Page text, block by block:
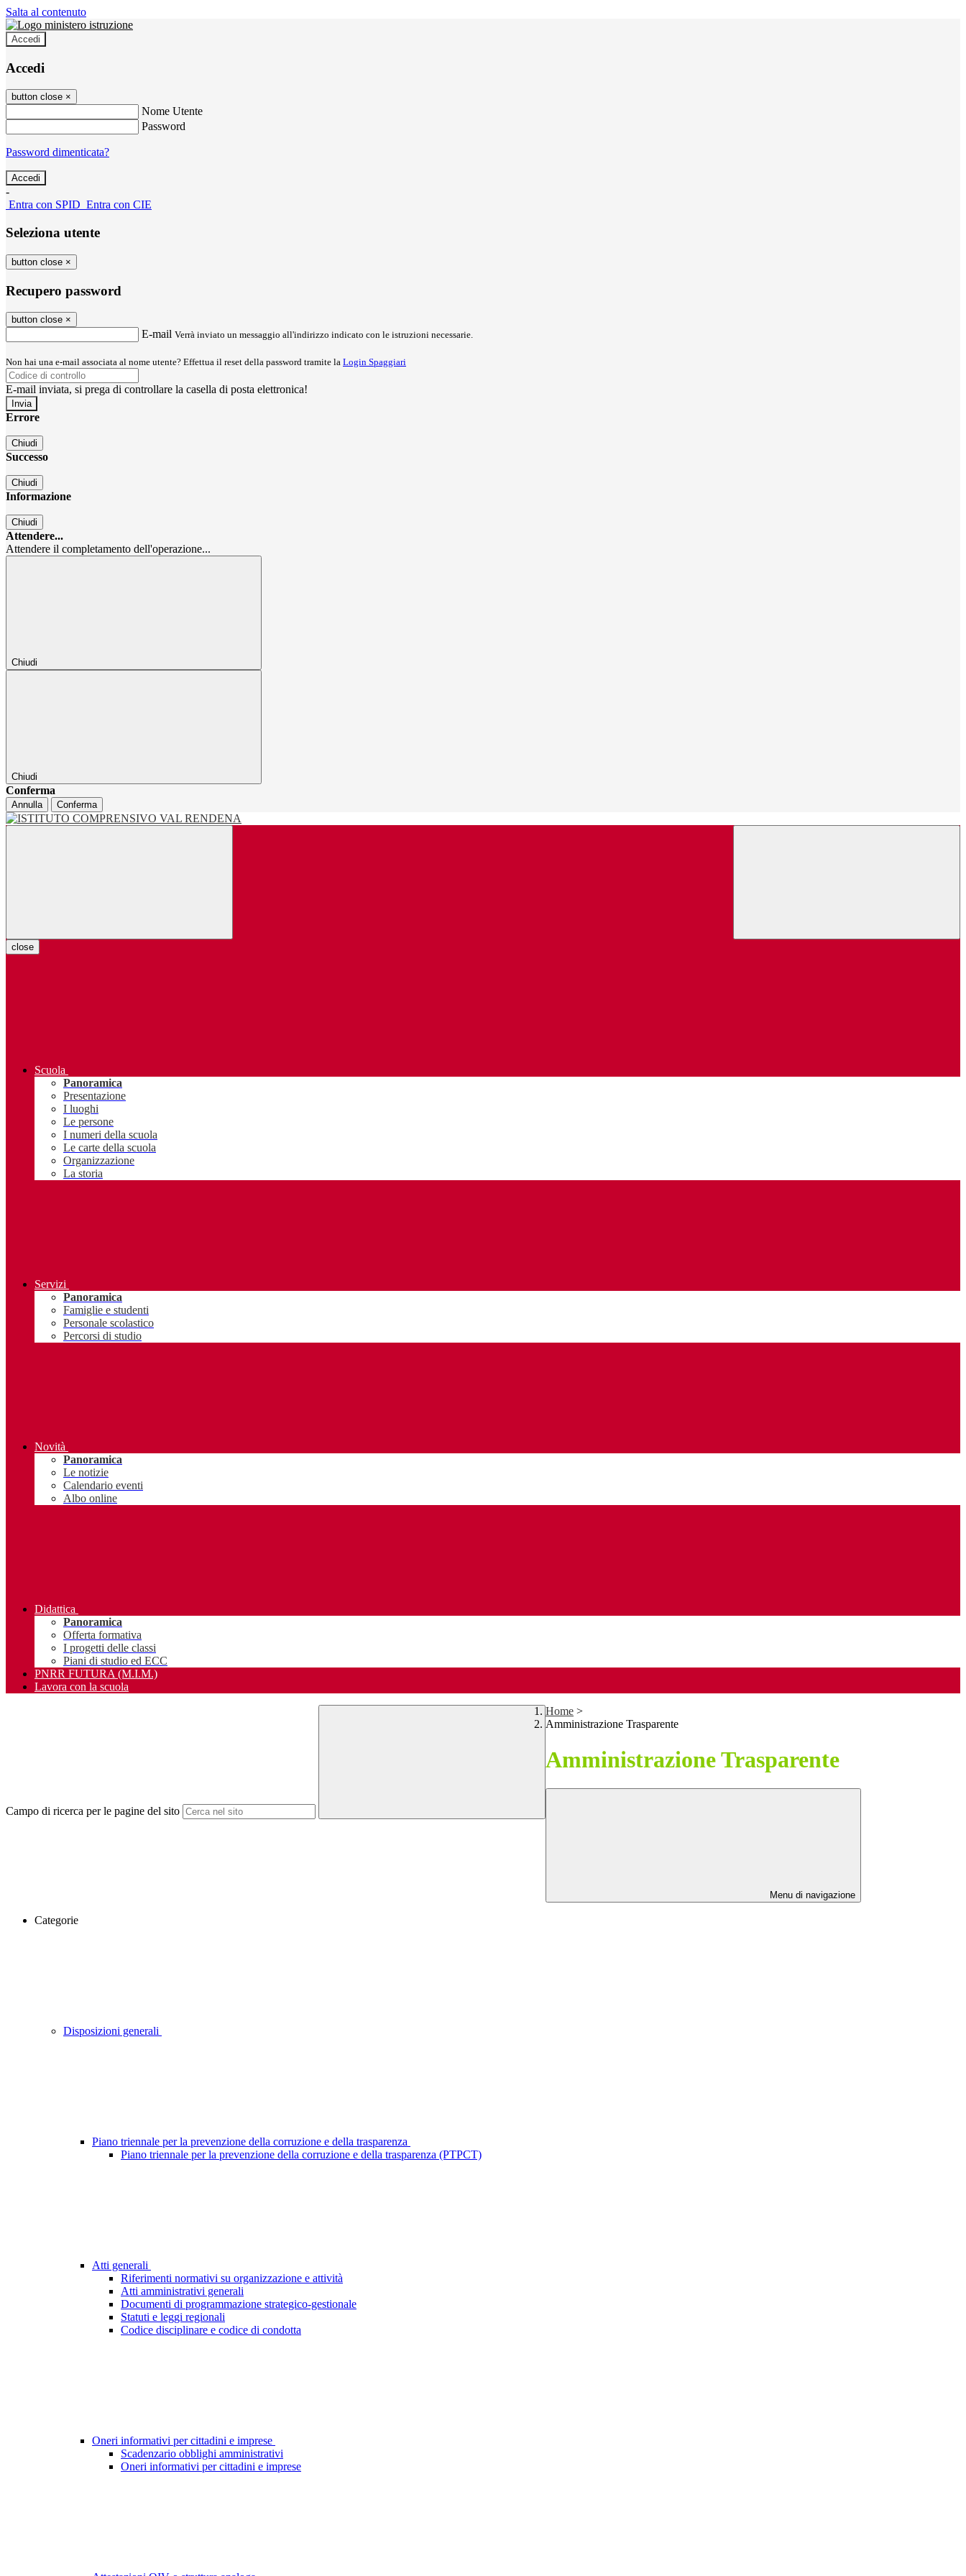
Salta al contenuto
Accedi
Accedi
button close ×
Nome Utente
Password
Password dimenticata?
-
Entra con SPID Entra con CIE
Seleziona utente
button close ×
Recupero password
button close ×
E-mail Verrà inviato un messaggio all'indirizzo indicato con le istruzioni necessarie.
Non hai una e-mail associata al nome utente? Effettua il reset della password tramite la Login Spaggiari
E-mail inviata, si prega di controllare la casella di posta elettronica!
Errore
Chiudi
Successo
Chiudi
Informazione
Chiudi
Attendere...
Attendere il completamento dell'operazione...
Chiudi
Chiudi
Conferma
Annulla Conferma
close
Scuola
Panoramica
Presentazione
I luoghi
Le persone
I numeri della scuola
Le carte della scuola
Organizzazione
La storia
Servizi
Panoramica
Famiglie e studenti
Personale scolastico
Percorsi di studio
Novità
Panoramica
Le notizie
Calendario eventi
Albo online
Didattica
Panoramica
Offerta formativa
I progetti delle classi
Piani di studio ed ECC
PNRR FUTURA (M.I.M.)
Lavora con la scuola
Campo di ricerca per le pagine del sito
Home >
Amministrazione Trasparente
Amministrazione Trasparente
Menu di navigazione
Categorie
Disposizioni generali
Piano triennale per la prevenzione della corruzione e della trasparenza
Piano triennale per la prevenzione della corruzione e della trasparenza (PTPCT)
Atti generali
Riferimenti normativi su organizzazione e attività
Atti amministrativi generali
Documenti di programmazione strategico-gestionale
Statuti e leggi regionali
Codice disciplinare e codice di condotta
Oneri informativi per cittadini e imprese
Scadenzario obblighi amministrativi
Oneri informativi per cittadini e imprese